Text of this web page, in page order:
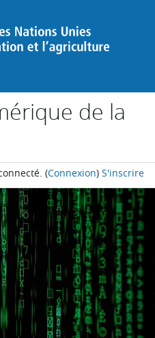
de la
(Connexion) S'inscrire